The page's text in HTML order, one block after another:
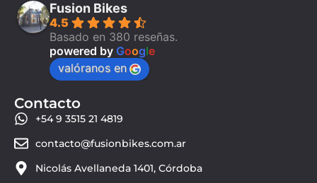
Fusion Bikes
4.5
Basado en 380 reseñas.
powered by Google
valóranos en
Contacto
+54 9 3515 21 4819
contacto@fusionbikes.com.ar
Nicolás Avellaneda 1401, Córdoba